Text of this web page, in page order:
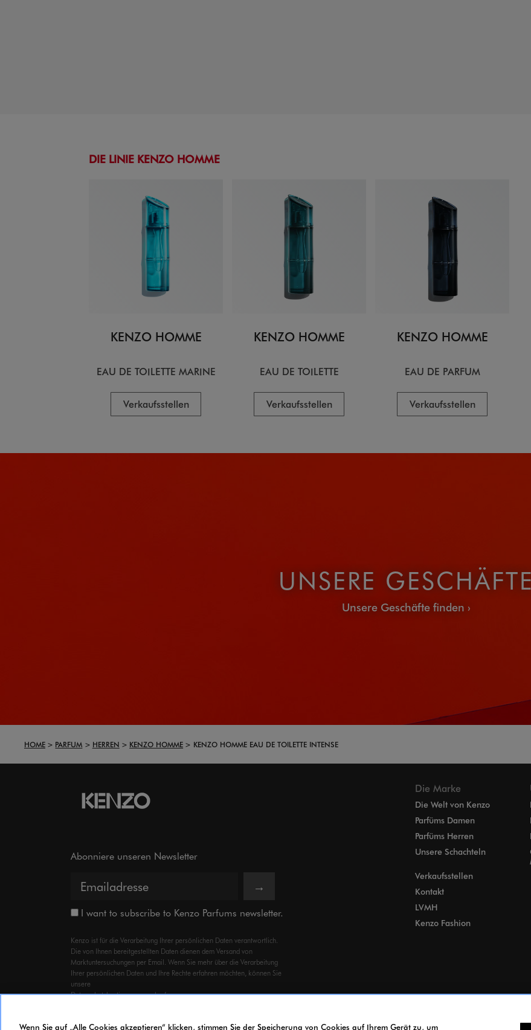
DIE LINIE KENZO HOMME
KENZO HOMME
EAU DE TOILETTE MARINE
Verkaufsstellen
KENZO HOMME
EAU DE TOILETTE
Verkaufsstellen
KENZO HOMME
EAU DE PARFUM
Verkaufsstellen
UNSERE GESCHÄFTE
Unsere Geschäfte finden
HOME PARFUM HERREN KENZO HOMME KENZO HOMME EAU DE TOILETTE INTENSE
Abonniere unseren Newsletter
→
I want to subscribe to Kenzo Parfums newsletter.
Kenzo ist für die Verarbeitung Ihrer persönlichen Daten verantwortlich.
Die von Ihnen bereitgestellten Daten dienen dem Versand von
Marktuntersuchungen per Email. Wenn Sie mehr über die Verarbeitung
Ihrer persönlichen Daten und Ihre Rechte erfahren möchten, können Sie
unsere
Datenschutzbestimmungenabrufen.
Die Marke
Die Welt von Kenzo
Parfüms Damen
Parfüms Herren
Unsere Schachteln
Verkaufsstellen
Kontakt
LVMH
Kenzo Fashion
Wenn Sie auf „Alle Cookies akzeptieren“ klicken, stimmen Sie der Speicherung von Cookies auf Ihrem Gerät zu, um